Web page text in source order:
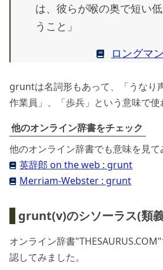
は、彼らが喉の奥で短い
うこと」
ロングマ
gruntは名詞形もあって、「うなり
作業員」、「歩兵」という意味で使
他のオンライン辞書をチェック
他のオンライン辞書でも意味を見て
英辞郎 on the web : grunt
Merriam-Webster : grunt
grunt(v)のシソーラス(類
オンライン辞書
認してみました。